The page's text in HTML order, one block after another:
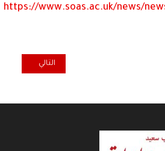
https://www.soas.ac.uk/news/
بالشاعر الغنائي كاظم السعدي وسيرته الإبداعية
المقال التالي:
التالي